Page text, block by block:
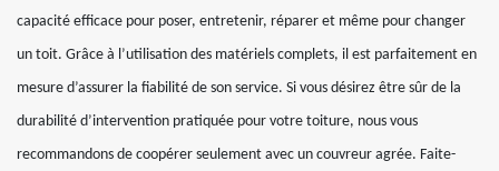
capacité efficace pour poser, entretenir, réparer et même pour changer
un toit. Grâce à l’utilisation des matériels complets, il est parfaitement en
mesure d’assurer la fiabilité de son service. Si vous désirez être sûr de la
durabilité d’intervention pratiquée pour votre toiture, nous vous
recommandons de coopérer seulement avec un couvreur agrée. Faite-